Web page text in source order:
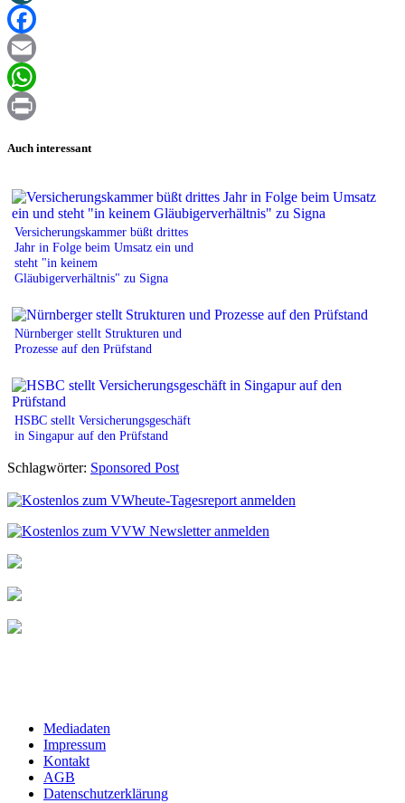
XING
Facebook
Email
WhatsApp
Auch interessant
Versicherungskammer büßt drittes
Jahr in Folge beim Umsatz ein und
steht "in keinem
Gläubigerverhältnis" zu Signa
Nürnberger stellt Strukturen und
Prozesse auf den Prüfstand
HSBC stellt Versicherungsgeschäft
in Singapur auf den Prüfstand
Schlagwörter: Sponsored Post
Mediadaten
Impressum
Kontakt
AGB
Datenschutzerklärung